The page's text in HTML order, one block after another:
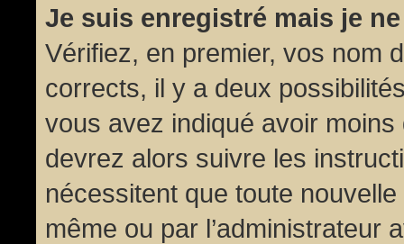
Je suis enregistré mais je
Vérifiez, en premier, vos nom
corrects, il y a deux
vous avez indiqué avoir
devrez alors suivre les
nécessitent que toute
même ou par l’administrateur